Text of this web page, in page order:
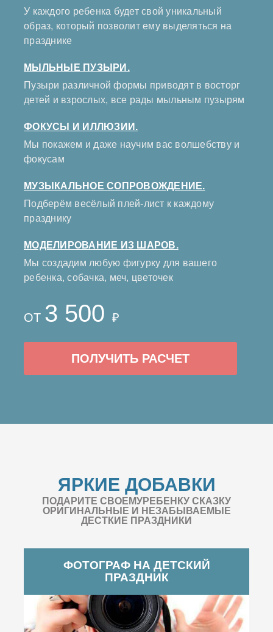
У каждого ребенка будет свой уникальный
образ, который позволит ему выделяться на
празднике
МЫЛЬНЫЕ ПУЗЫРИ.
Пузыри различной формы приводят в восторг
детей и взрослых, все рады мыльным пузырям
ФОКУСЫ И ИЛЛЮЗИИ.
Мы покажем и даже научим вас волшебству и
фокусам
МУЗЫКАЛЬНОЕ СОПРОВОЖДЕНИЕ.
Подберём весёлый плей-лист к каждому
празднику
МОДЕЛИРОВАНИЕ ИЗ ШАРОВ.
Мы создадим любую фигурку для вашего
ребенка, собачка, меч, цветочек
ОТ 3 500 ₽
ПОЛУЧИТЬ РАСЧЕТ
ЯРКИЕ ДОБАВКИ
ПОДАРИТЕ СВОЕМУРЕБЕНКУ СКАЗКУ
ОРИГИНАЛЬНЫЕ И НЕЗАБЫВАЕМЫЕ
ДЕСТКИЕ ПРАЗДНИКИ
ФОТОГРАФ НА ДЕТСКИЙ
ПРАЗДНИК